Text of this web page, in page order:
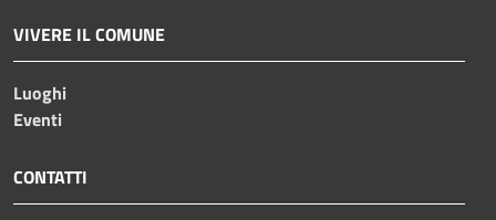
VIVERE IL COMUNE
Luoghi
Eventi
CONTATTI